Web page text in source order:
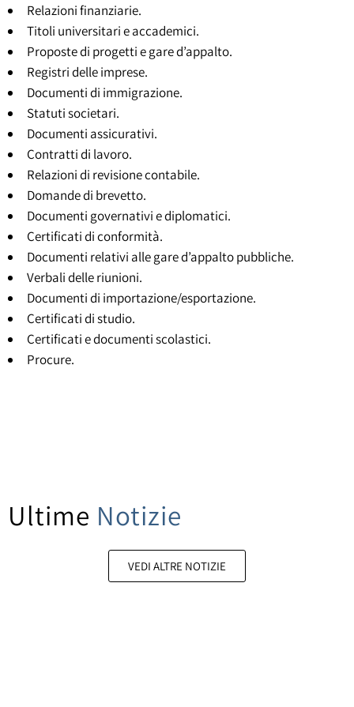
Relazioni finanziarie.
Titoli universitari e accademici.
Proposte di progetti e gare d’appalto.
Registri delle imprese.
Documenti di immigrazione.
Statuti societari.
Documenti assicurativi.
Contratti di lavoro.
Relazioni di revisione contabile.
Domande di brevetto.
Documenti governativi e diplomatici.
Certificati di conformità.
Documenti relativi alle gare d’appalto pubbliche.
Verbali delle riunioni.
Documenti di importazione/esportazione.
Certificati di studio.
Certificati e documenti scolastici.
Procure.
Ultime Notizie
VEDI ALTRE NOTIZIE